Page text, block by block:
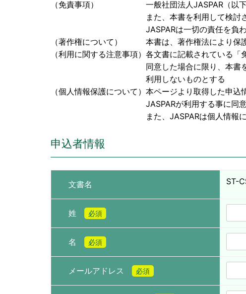
（免責事項） 一般社団法人JASPAR（以下、
また、本書を利用して検討された成果物
JASPARは一切の責任を負わな
（著作権について） 本書は、著作権法により保護
（利用に関する注意事項）各文書に記載されている
同意した場合に限り、本書を閲覧、利用
利用しないものとする
（個人情報保護について）本ページより取得した申
JASPARが利用する事に同意す
また、JASPARは個人情報に関する法
申込者情報
文書名 ST-
姓 必須
名 必須
メールアドレス 必須